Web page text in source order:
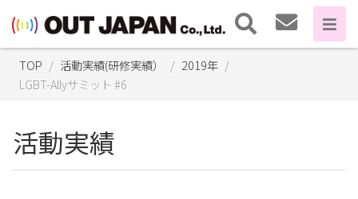
TOP 活動実績(研修実績）
2019年
LGBT-Allyサミット #6
活動実績